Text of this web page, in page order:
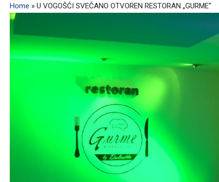
Home » U VOGOŠĆI SVEČANO OTVOREN RESTORAN „GURME“